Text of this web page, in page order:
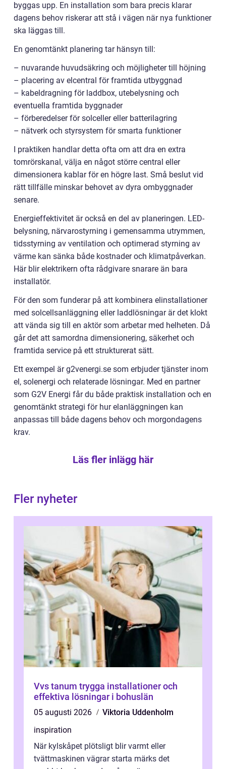
byggas upp. En installation som bara precis klarar
dagens behov riskerar att stå i vägen när nya funktioner
ska läggas till.
En genomtänkt planering tar hänsyn till:
– nuvarande huvudsäkring och möjligheter till höjning
– placering av elcentral för framtida utbyggnad
– kabeldragning för laddbox, utebelysning och
eventuella framtida byggnader
– förberedelser för solceller eller batterilagring
– nätverk och styrsystem för smarta funktioner
I praktiken handlar detta ofta om att dra en extra
tomrörskanal, välja en något större central eller
dimensionera kablar för en högre last. Små beslut vid
rätt tillfälle minskar behovet av dyra ombyggnader
senare.
Energieffektivitet är också en del av planeringen. LED-
belysning, närvarostyrning i gemensamma utrymmen,
tidsstyrning av ventilation och optimerad styrning av
värme kan sänka både kostnader och klimatpåverkan.
Här blir elektrikern ofta rådgivare snarare än bara
installatör.
För den som funderar på att kombinera elinstallationer
med solcellsanläggning eller laddlösningar är det klokt
att vända sig till en aktör som arbetar med helheten. Då
går det att samordna dimensionering, säkerhet och
framtida service på ett strukturerat sätt.
Ett exempel är g2venergi.se som erbjuder tjänster inom
el, solenergi och relaterade lösningar. Med en partner
som G2V Energi får du både praktisk installation och en
genomtänkt strategi för hur elanläggningen kan
anpassas till både dagens behov och morgondagens
krav.
Läs fler inlägg här
Fler nyheter
Vvs tanum trygga installationer och
effektiva lösningar i bohuslän
05 augusti 2026
Viktoria Uddenholm
inspiration
När kylskåpet plötsligt blir varmt eller
tvättmaskinen vägrar starta märks det